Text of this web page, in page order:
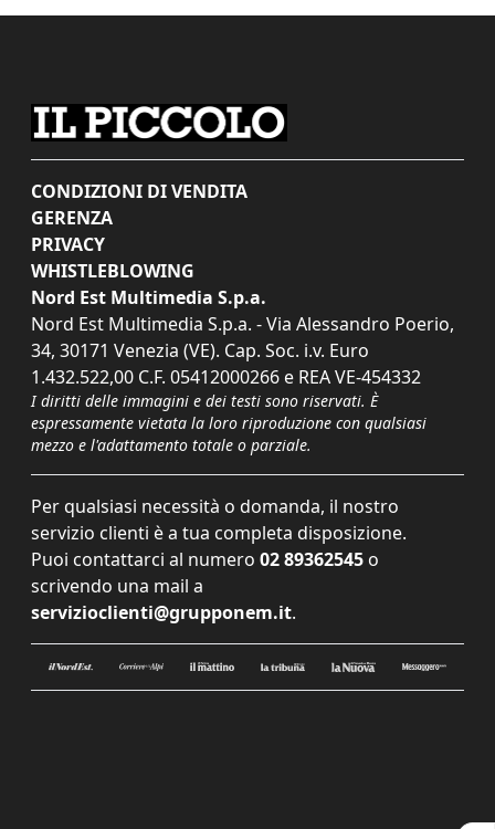
CONDIZIONI DI VENDITA
GERENZA
PRIVACY
WHISTLEBLOWING
Nord Est Multimedia S.p.a.
Nord Est Multimedia S.p.a. - Via Alessandro Poerio,
34, 30171 Venezia (VE). Cap. Soc. i.v. Euro
1.432.522,00 C.F. 05412000266 e REA VE-454332
I diritti delle immagini e dei testi sono riservati. È
espressamente vietata la loro riproduzione con qualsiasi
mezzo e l'adattamento totale o parziale.
Per qualsiasi necessità o domanda, il nostro
servizio clienti è a tua completa disposizione.
Puoi contattarci al numero 02 89362545 o
scrivendo una mail a
servizioclienti@grupponem.it.